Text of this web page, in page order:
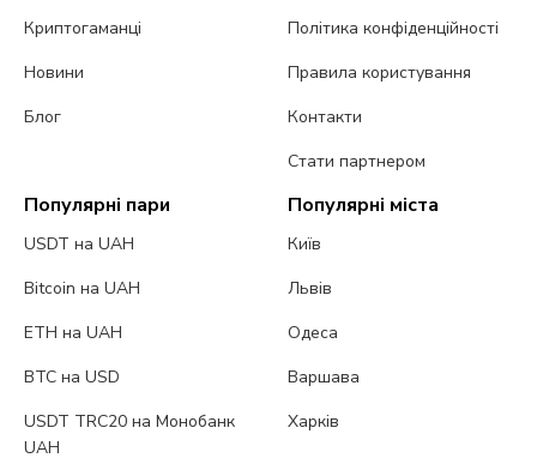
Криптогаманці
Новини
Блог
Політика конфіденційності
Правила користування
Контакти
Стати партнером
Популярні пари
USDT на UAH
Bitcoin на UAH
ETH на UAH
BTC на USD
USDT TRC20 на Монобанк
UAH
Популярні міста
Київ
Львів
Одеса
Варшава
Харків